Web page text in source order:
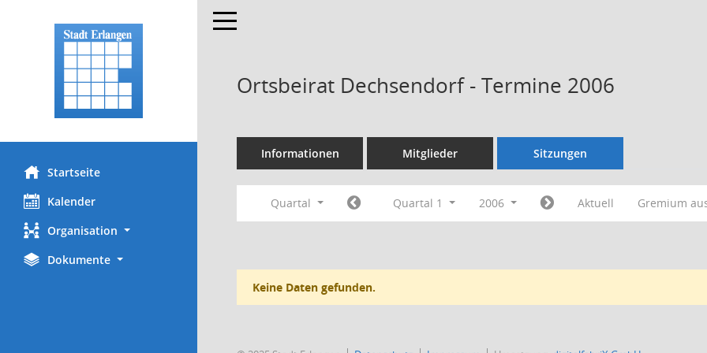
Startseite
Kalender
Organisation
Dokumente
Toggle navigation
Ortsbeirat Dechsendorf - Termine 2006
Informationen Mitglieder Sitzungen
Quartal Quartal 1 2006 Aktuell Gremium
Keine Daten gefunden.